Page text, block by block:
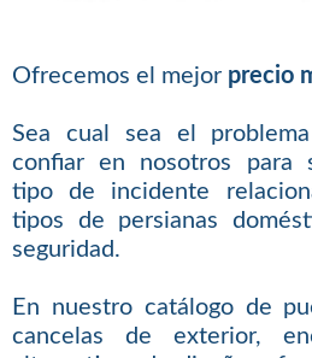
Ofrecemos el mejor precio
Sea cual sea el
confiar en nosotros para
tipo de incidente
tipos de persianas
seguridad.
En nuestro catálogo de
cancelas de exterior,